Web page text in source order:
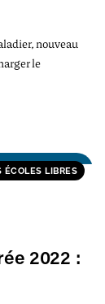
nouveau
le
ÉCOLES LIBRES
2022 :